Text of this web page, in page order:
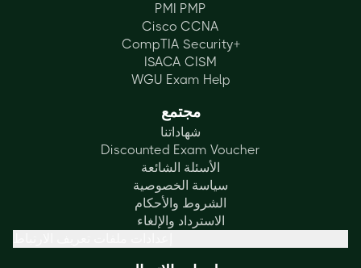
PMI PMP
Cisco CCNA
CompTIA Security+
ISACA CISM
WGU Exam Help
مجتمع
شهاداتنا
Discounted Exam Voucher
الأسئلة الشائعة
سياسة الخصوصية
الشروط والأحكام
الاسترداد والإلغاء